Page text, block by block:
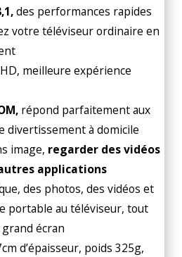
des performances rapides
votre téléviseur ordinaire en
meilleure expérience
répond parfaitement aux
divertissement à domicile
image, regarder des vidéos
applications
des photos, des vidéos et
portable au téléviseur, tout
écran
d’épaisseur, poids 325g,